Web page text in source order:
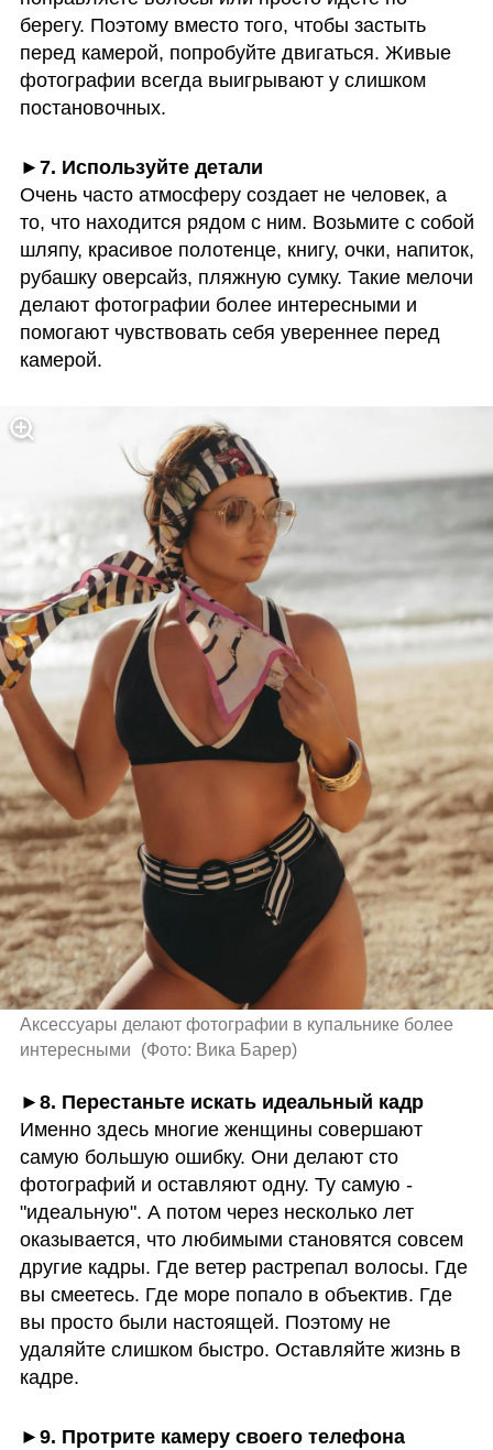
берегу. Поэтому вместо того, чтобы застыть
перед камерой, попробуйте двигаться. Живые
фотографии всегда выигрывают у слишком
постановочных.
►7. Используйте детали
Очень часто атмосферу создает не человек, а
то, что находится рядом с ним. Возьмите с собой
шляпу, красивое полотенце, книгу, очки, напиток,
рубашку оверсайз, пляжную сумку. Такие мелочи
делают фотографии более интересными и
помогают чувствовать себя увереннее перед
камерой.
Аксессуары делают фотографии в купальнике более
интересными
(Фото: Вика Барер)
►8. Перестаньте искать идеальный кадр
Именно здесь многие женщины совершают
самую большую ошибку. Они делают сто
фотографий и оставляют одну. Ту самую -
"идеальную". А потом через несколько лет
оказывается, что любимыми становятся совсем
другие кадры. Где ветер растрепал волосы. Где
вы смеетесь. Где море попало в объектив. Где
вы просто были настоящей. Поэтому не
удаляйте слишком быстро. Оставляйте жизнь в
кадре.
►9. Протрите камеру своего телефона